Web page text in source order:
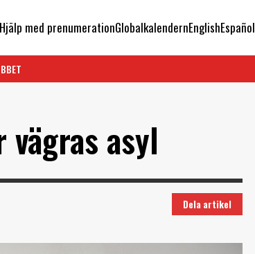
Hjälp med prenumerationGlobalkalendernEnglishEspañol
asyl
Dela artikel